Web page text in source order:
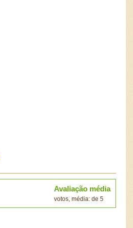
Avaliação média
votos, média: de 5